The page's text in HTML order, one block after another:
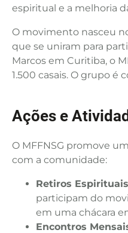
espiritual e a melhoria
O movimento nasceu
que se uniram para
Marcos em Curitiba, o
1.500 casais. O grupo é
Ações e
O MFFNSG promove
com a comunidade:
Retiros
participam do
em uma chácara
Encontros